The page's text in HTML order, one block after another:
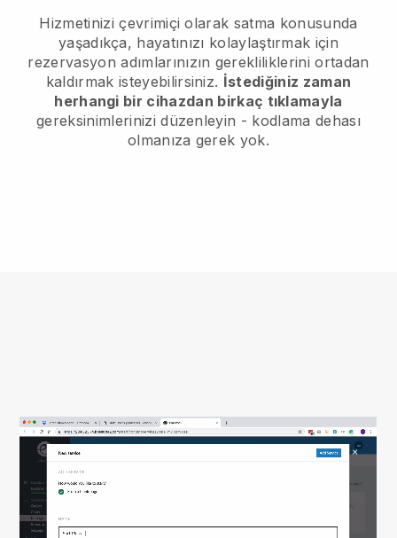
Hizmetinizi çevrimiçi olarak satma konusunda
yaşadıkça, hayatınızı kolaylaştırmak için
rezervasyon adımlarınızın gerekliliklerini ortadan
kaldırmak isteyebilirsiniz. İstediğiniz zaman
herhangi bir cihazdan birkaç tıklamayla
gereksinimlerinizi düzenleyin - kodlama dehası
olmanıza gerek yok.